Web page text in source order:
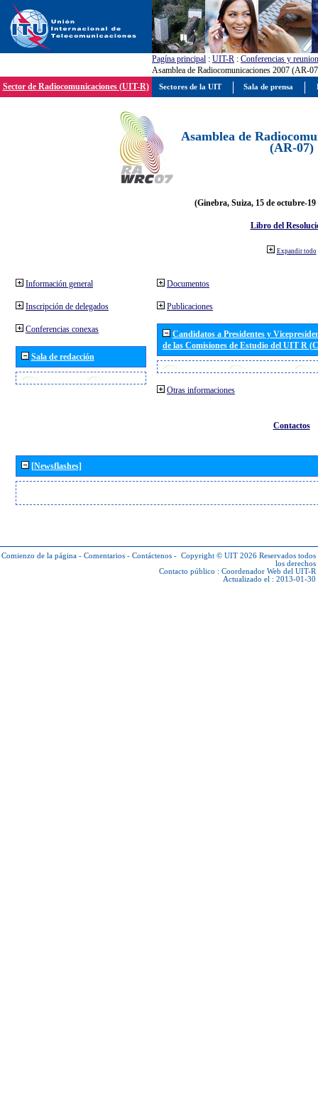
Pagína principal : UIT-R : Conferencias y
Asamblea de Radiocomunicaciones 2007 (AR-
Sector de Radiocomunicaciones (UIT-R)
Asamblea de
(AR-07)
(Ginebra, Suiza, 15 de octubre-19
Libro del
Expandir todo
Información general
Inscripción de delegados
Conferencias conexas
Sala de redacción
Documentos
Publicaciones
Candidatos a Presidentes y
de las Comisiones de Estudio del UIT R
Otras informaciones
Contactos
[Newsflashes]
Comienzo de la página - Comentarios - Contáctenos - Copyright © UIT 2026 Reservados todos
los derechos
Contacto público : Coordenador Web del UIT-R
Actualizado el : 2013-01-30
Sectores de la UIT Sala de prensa